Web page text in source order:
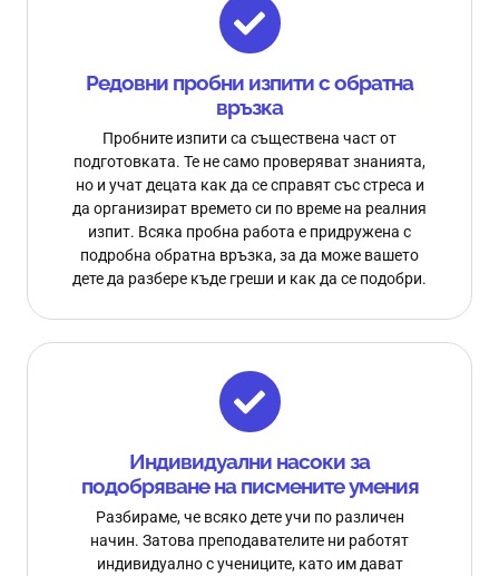
Редовни пробни изпити с обратна
връзка
Пробните изпити са съществена част от
подготовката. Те не само проверяват знанията,
но и учат децата как да се справят със стреса и
да организират времето си по време на реалния
изпит. Всяка пробна работа е придружена с
подробна обратна връзка, за да може вашето
дете да разбере къде греши и как да се подобри.
Индивидуални насоки за
подобряване на писмените умения
Разбираме, че всяко дете учи по различен
начин. Затова преподавателите ни работят
индивидуално с учениците, като им дават